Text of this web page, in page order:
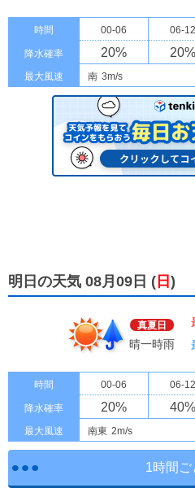
時間 00-06 06-12
降水確率 20% 20%
最大風速 南 3m/s
明日の天気 08月09日 ( 日 )
真夏日
晴一時雨
時間 00-06 06-12
降水確率 20% 40%
最大風速 南東 2m/s
1時間